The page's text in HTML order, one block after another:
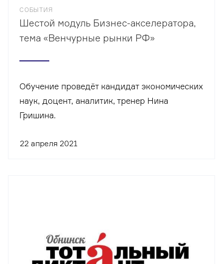
СОБЫТИЯ
Шестой модуль Бизнес-акселератора,
тема «Венчурные рынки РФ»
Обучение проведёт кандидат экономических
наук, доцент, аналитик, тренер Нина
Гришина.
22 апреля 2021